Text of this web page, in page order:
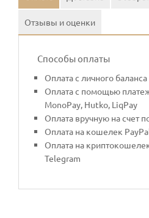
Отзывы и оценки
Способы оплаты
Оплата с личного баланса
Оплата с помощью
MonoPay, Hutko, LiqPay
Оплата вручную на счет
Оплата на кошелек
Оплата на
Telegram